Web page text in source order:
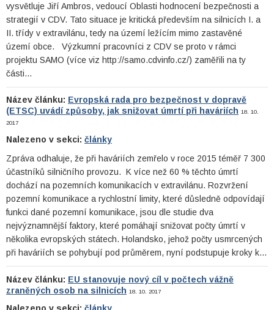
vysvětluje Jiří Ambros, vedoucí Oblasti hodnocení bezpečnosti a
strategií v CDV. Tato situace je kritická především na silnicích I. a
II. třídy v extravilánu, tedy na území ležícím mimo zastavěné
území obce. Výzkumní pracovníci z CDV se proto v rámci
projektu SAMO (více viz http://samo.cdvinfo.cz/) zaměřili na ty
části…
Název článku: Evropská rada pro bezpečnost v dopravě
(ETSC) uvádí způsoby, jak snižovat úmrtí při haváriích 18. 10.
2017
Nalezeno v sekci: články
Zpráva odhaluje, že při haváriích zemřelo v roce 2015 téměř 7 300
účastníků silničního provozu. K více než 60 % těchto úmrtí
dochází na pozemních komunikacích v extravilánu. Rozvržení
pozemní komunikace a rychlostní limity, které důsledně odpovídají
funkci dané pozemní komunikace, jsou dle studie dva
nejvýznamnější faktory, které pomáhají snižovat počty úmrtí v
několika evropských státech. Holandsko, jehož počty usmrcených
při haváriích se pohybují pod průměrem, nyní podstupuje kroky k…
Název článku: EU stanovuje nový cíl v počtech vážně
zraněných osob na silnicích 18. 10. 2017